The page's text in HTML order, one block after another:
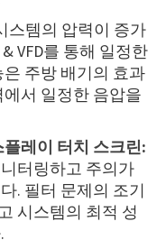
스템의 압력이 증가
VFD를 통해 일정한
주방 배기의 효과
서 일정한 음압을
레이 터치 스크린:
터링하고 주의가
. 필터 문제의 조기
시스템의 최적 성